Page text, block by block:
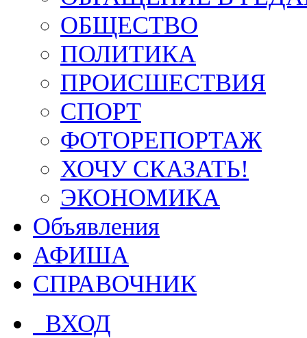
ОБЩЕСТВО
ПОЛИТИКА
ПРОИСШЕСТВИЯ
СПОРТ
ФОТОРЕПОРТАЖ
ХОЧУ СКАЗАТЬ!
ЭКОНОМИКА
Объявления
АФИША
СПРАВОЧНИК
ВХОД